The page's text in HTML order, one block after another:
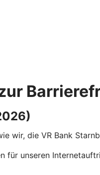
wir, die VR Bank
für unseren